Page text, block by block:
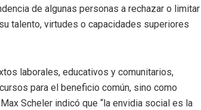
de algunas personas a rechazar o limitar
talento, virtudes o capacidades superiores
laborales, educativos y comunitarios,
para el beneficio común, sino como
Scheler indicó que “la envidia social es la